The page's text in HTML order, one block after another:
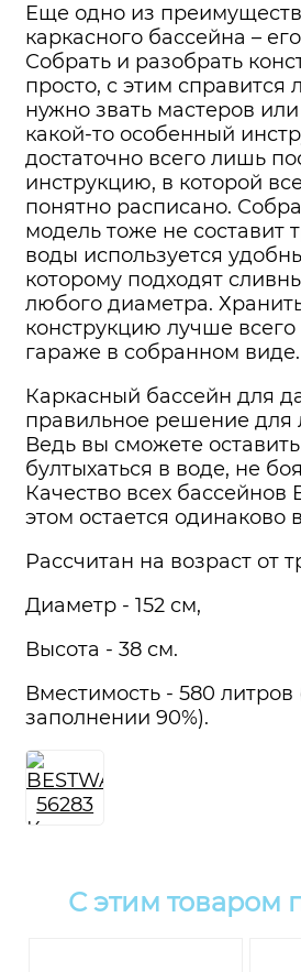
Еще одно из преимуществ
каркасного бассейна –
Собрать и разобрать
просто, с этим справится
нужно звать мастеров
какой-то особенный
достаточно всего лишь
инструкцию, в которой
понятно расписано.
модель тоже не составит
воды используется
которому подходят
любого диаметра.
конструкцию лучше всего
гараже в собранном виде.
Каркасный бассейн для
правильное решение для
Ведь вы сможете
бултыхаться в воде, не
Качество всех бассейнов
этом остается одинаково
Рассчитан на возраст от
Диаметр - 152 см,
Высота - 38 см.
Вместимость - 580 литров
заполнении 90%).
С этим товаром